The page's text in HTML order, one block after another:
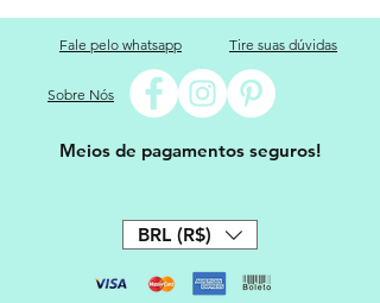
Fale pelo whatsapp Tire suas dúvidas
Sobre Nós
Meios de pagamentos seguros!
BRL (R$)